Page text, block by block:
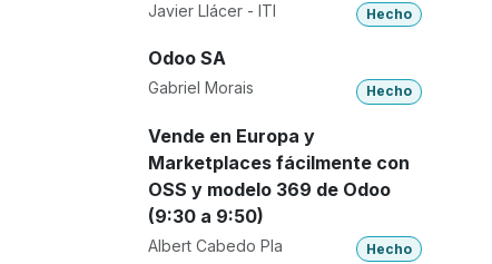
Javier Llácer - ITI Hecho
Odoo SA
Gabriel Morais Hecho
Vende en Europa y
Marketplaces fácilmente con
OSS y modelo 369 de Odoo
(9:30 a 9:50)
Albert Cabedo Pla Hecho